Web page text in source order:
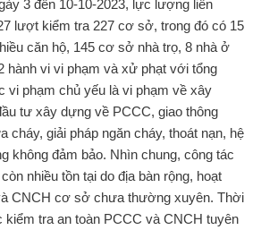
3 đến 10-10-2023, lực lượng liên
lượt kiểm tra 227 cơ sở, trong đó có 15
căn hộ, 145 cơ sở nhà trọ, 8 nhà ở
hành vi vi phạm và xử phạt với tổng
vi phạm chủ yếu là vi phạm về xây
tư xây dựng về PCCC, giao thông
cháy, giải pháp ngăn cháy, thoát nạn, hệ
không đảm bảo. Nhìn chung, công tác
nhiều tồn tại do địa bàn rộng, hoạt
CNCH cơ sở chưa thường xuyên. Thời
kiểm tra an toàn PCCC và CNCH tuyên